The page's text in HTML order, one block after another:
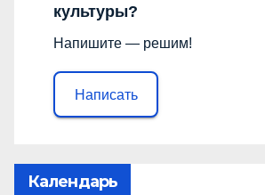
культуры?
Напишите — решим!
Написать
Календарь